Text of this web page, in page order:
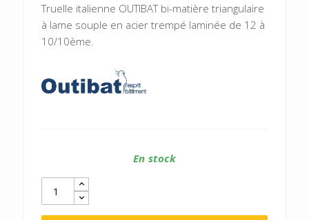
Truelle italienne OUTIBAT bi-matière triangulaire
à lame souple en acier trempé laminée de 12 à
10/10ème.
En stock